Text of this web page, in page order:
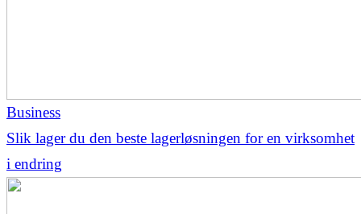
Business
Slik lager du den beste lagerløsningen for en virksomhet
i endring